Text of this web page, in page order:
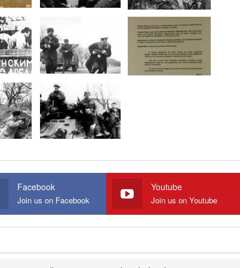
Facebook
Join us on Facebook
Youtube
Join us on Youtube